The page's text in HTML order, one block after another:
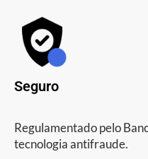
Seguro
Regulamentado pelo
tecnologia antifraude.